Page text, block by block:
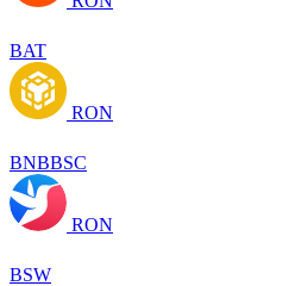
BAT
RON
BNBBSC
RON
BSW